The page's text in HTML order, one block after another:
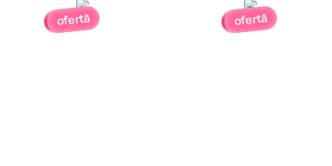
ofertă ofertă